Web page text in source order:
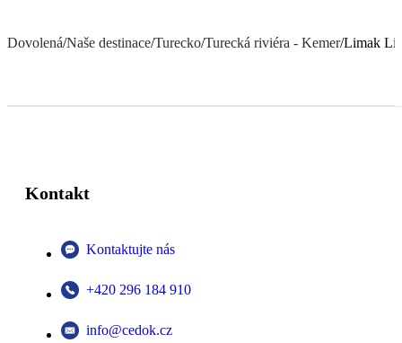
Dovolená/Naše destinace/Turecko/Turecká riviéra - Kemer/Limak
Kontakt
Kontaktujte nás
+420 296 184 910
info@cedok.cz